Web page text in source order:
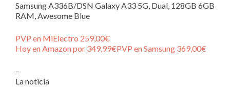
Samsung A336B/DSN Galaxy A33 5G, Dual, 128GB 6GB
RAM, Awesome Blue
PVP en MiElectro 259,00€
Hoy en Amazon por 349,99€PVP en Samsung 369,00€
–
La noticia